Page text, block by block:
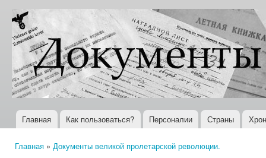
Документы
XX века
Всемирная
история в
Интернете
Главное меню
Главная Как пользоваться? Персоналии Страны
Главная » Документы великой пролетарской революции.